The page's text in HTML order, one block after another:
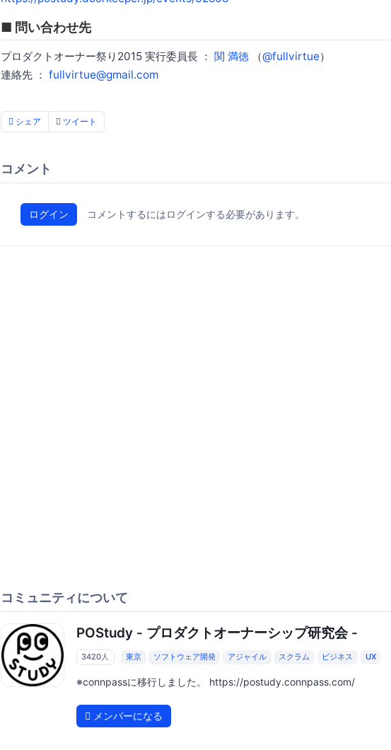
■ 問い合わせ先
プロダクトオーナー祭り2015 実行委員長 ： 関 満徳 （@fullvirtue）
連絡先 ： fullvirtue@gmail.com
シェア ツイート
コメント
ログイン コメントするにはログインする必要があります。
コミュニティについて
POStudy - プロダクトオーナーシップ研究会 -
3420人 東京 ソフトウェア開発 アジャイル スクラム ビジネス UX
※connpassに移行しました。 https://postudy.connpass.com/
メンバーになる